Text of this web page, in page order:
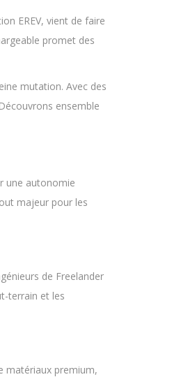
EREV, vient de faire
promet des
mutation. Avec des
ensemble
une autonomie
majeur pour les
de Freelander
terrain et les
matériaux premium,